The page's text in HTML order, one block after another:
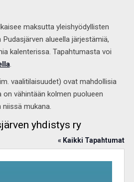
maksutta yleishyödyllisten
alueella järjestämiä,
kalenterissa. Tapahtumasta voi
.
vaalitilaisuudet) ovat mahdollisia
on vähintään kolmen puolueen
niissä mukana.
yhdistys ry
« Kaikki Tapahtumat